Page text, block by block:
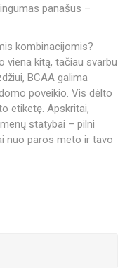
panašus –
kombinacijomis?
viena kitą, tačiau svarbu
BCAA galima
poveikio. Vis dėlto
etiketę. Apskritai,
statybai – pilni
nuo paros meto ir tavo